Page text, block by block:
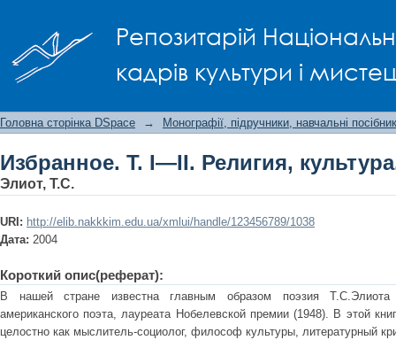
Репозитарій
кадрів культури і
Головна сторінка DSpace → Монографії, підручники, навчальні
Избранное. Т. I—II. Религия,
Элиот, Т.С.
URI: http://elib.nakkkim.edu.ua/xmlui/handle/123456789/1038
Дата: 2004
Короткий опис(реферат):
В нашей стране известна главным образом поэзия Т.С.Элиота
американского поэта, лауреата Нобелевской премии (1948). В этой
целостно как мыслитель-социолог, философ культуры, литературный